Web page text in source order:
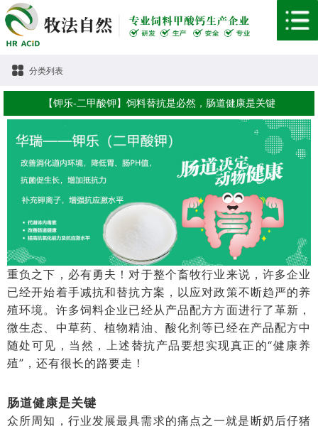
分类列表
【钾乐-二甲酸钾】饲料替抗是必然，肠道健康是关键
重负之下，必有勇夫！对于整个畜牧行业来说，许多企业
已经开始着手减抗和替抗方案，以应对政策不断趋严的养
殖环境。许多饲料企业已经从产品配方方面进行了革新，
微生态、中草药、植物精油、酸化剂等已经在产品配方中
随处可见，当然，上述替抗产品要想实现真正的“健康养
殖”，还有很长的路要走！
肠道健康是关键
众所周知，行业发展最具需求的痛点之一就是断奶后仔猪